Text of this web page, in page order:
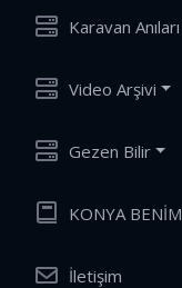
Karavan Anıları
Video Arşivi
Gezen Bilir
KONYA BENİM
İletişim